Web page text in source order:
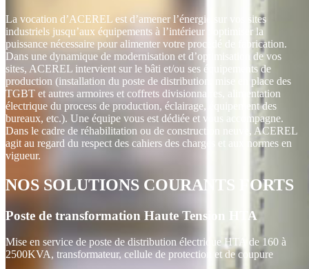
La vocation d’ACEREL est d’amener l’énergie sur vos sites
industriels jusqu’aux équipements à l’intérieur : optimiser la
puissance nécessaire pour alimenter votre procédé de fabrication.
Dans une dynamique de modernisation et d’optimisation de vos
sites, ACEREL intervient sur le bâti et/ou ses équipements de
production (installation du poste de distribution, mise en place des
TGBT et autres armoires et coffrets divisionnaires, alimentation
électrique du process de production, éclairage, équipement des
bureaux, etc.). Une équipe vous est dédiée et vous accompagne.
Dans le cadre de réhabilitation ou de construction neuve, ACEREL
agit au regard du respect des cahiers des charges et aux normes en
vigueur.
NOS SOLUTIONS COURANTS FORTS
Poste de transformation Haute Tension HTA
Mise en service de poste de distribution électrique HTA de 160 à
2500KVA, transformateur, cellule de protection et de coupure